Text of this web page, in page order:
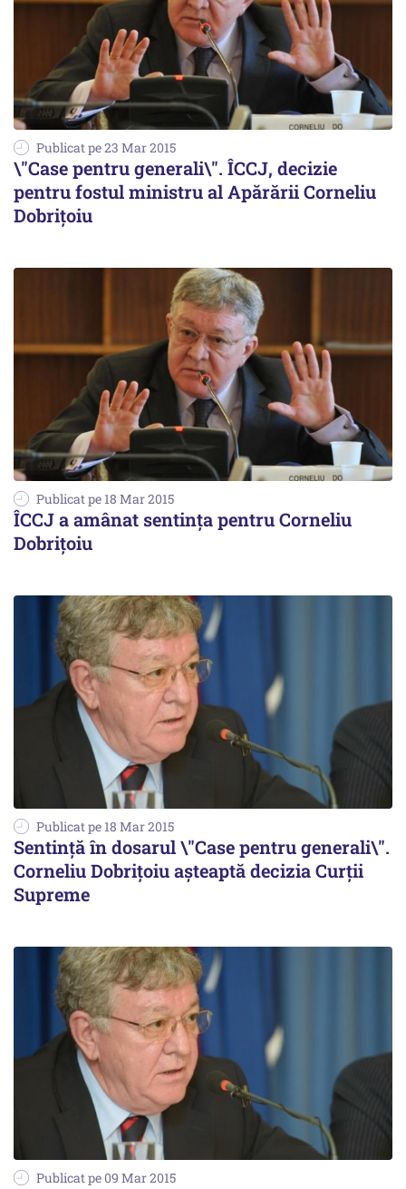
Publicat pe 23 Mar 2015
\"Case pentru generali\". ÎCCJ, decizie
pentru fostul ministru al Apărării Corneliu
Dobrițoiu
Publicat pe 18 Mar 2015
ÎCCJ a amânat sentința pentru Corneliu
Dobrițoiu
Publicat pe 18 Mar 2015
Sentință în dosarul \"Case pentru generali\".
Corneliu Dobrițoiu așteaptă decizia Curții
Supreme
Publicat pe 09 Mar 2015